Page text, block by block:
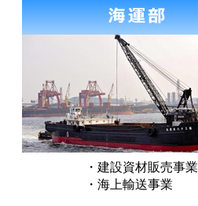
・建設資材販売事業
・海上輸送事業